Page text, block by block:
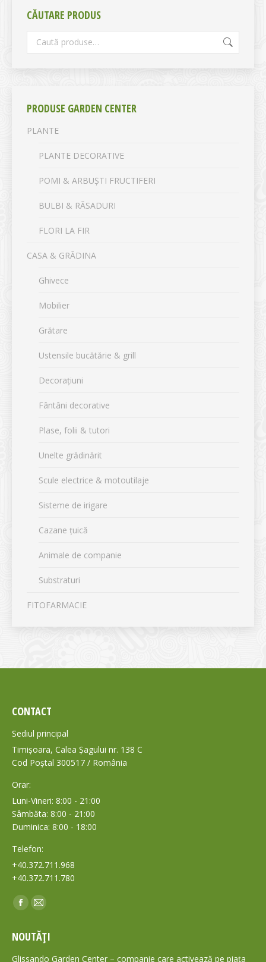
CĂUTARE PRODUS
PRODUSE GARDEN CENTER
PLANTE
PLANTE DECORATIVE
POMI & ARBUȘTI FRUCTIFERI
BULBI & RĂSADURI
FLORI LA FIR
CASA & GRĂDINA
Ghivece
Mobilier
Grătare
Ustensile bucătărie & grill
Decorațiuni
Fântâni decorative
Plase, folii & tutori
Unelte grădinărit
Scule electrice & motoutilaje
Sisteme de irigare
Cazane țuică
Animale de companie
Substraturi
FITOFARMACIE
CONTACT
Sediul principal
Timișoara, Calea Șagului nr. 138 C
Cod Poștal 300517 / România
Orar:
Luni-Vineri: 8:00 - 21:00
Sâmbăta: 8:00 - 21:00
Duminica: 8:00 - 18:00
Telefon:
+40.372.711.968
+40.372.711.780
Find us on:
Facebook
opens
in
Mail
opens
in
NOUTĂȚI
Glissando Garden Center – companie care activează pe piața